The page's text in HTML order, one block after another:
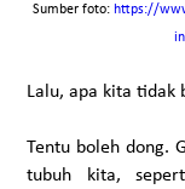
Sumber foto: https://
Lalu, apa kita tidak
Tentu boleh dong.
tubuh kita,